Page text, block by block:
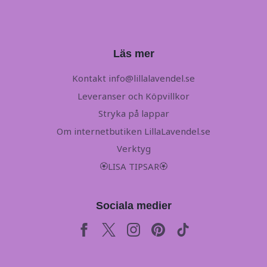
Läs mer
Kontakt info@lillalavendel.se
Leveranser och Köpvillkor
Stryka på lappar
Om internetbutiken LillaLavendel.se
Verktyg
🏵LISA TIPSAR🏵
Sociala medier